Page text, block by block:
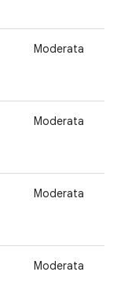
Moderata
Moderata
Moderata
Moderata